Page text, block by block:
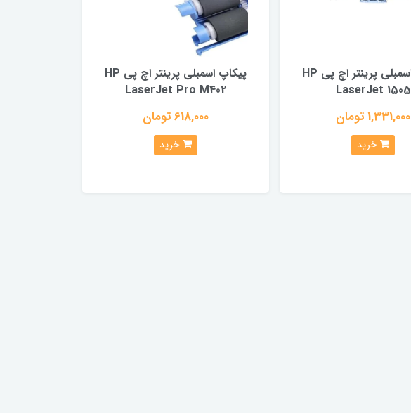
پیکاپ اسمبلی پرینتر اچ پی HP
LaserJet 1505
1,331,000 تومان
خرید
پیکاپ اسمبلی پرینتر اچ پی HP
LaserJet Pro M402
618,000 تومان
خرید